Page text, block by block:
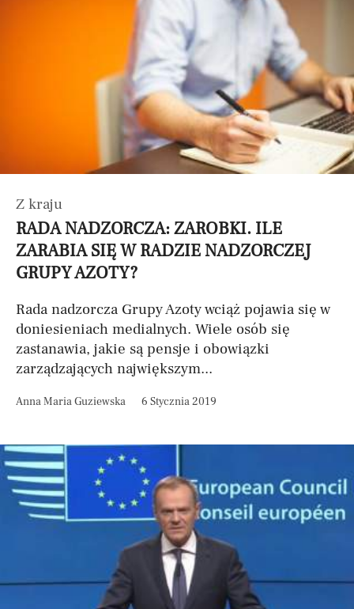
Z kraju
RADA NADZORCZA: ZAROBKI. ILE
ZARABIA SIĘ W RADZIE NADZORCZEJ
GRUPY AZOTY?
Rada nadzorcza Grupy Azoty wciąż pojawia się w
doniesieniach medialnych. Wiele osób się
zastanawia, jakie są pensje i obowiązki
zarządzających największym...
Anna Maria Guziewska 6 Stycznia 2019